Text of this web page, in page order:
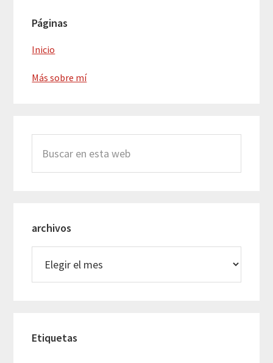
lateral
principal
Páginas
Inicio
Más sobre mí
esta
archivos
Etiquetas